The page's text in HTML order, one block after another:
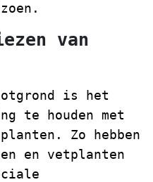
van
is het
te houden met
Zo hebben
en vetplanten